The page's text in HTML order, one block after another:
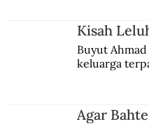
Kisah
Buyut
keluarga
Agar